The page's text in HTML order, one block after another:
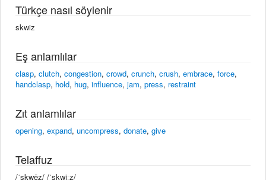
Türkçe nasıl söylenir
skwiz
Eş anlamlılar
clasp, clutch, congestion, crowd, crunch, crush, embrace, force,
handclasp, hold, hug, influence, jam, press, restraint
Zıt anlamlılar
opening, expand, uncompress, donate, give
Telaffuz
/ˈskwēz/ /ˈskwiːz/